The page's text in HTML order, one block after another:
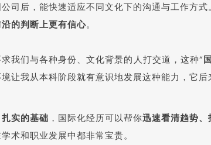
司后，能快速适应不同文化下的沟通与工作方
的判断上更有信心。
我们与各种身份、文化背景的人打交道，这种“
让我从本科阶段就有意识地发展这种能力，它后
扎实的基础 ，国际化经历可以帮你迅速看清趋势
术和职业发展中都非常宝贵。